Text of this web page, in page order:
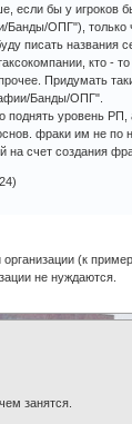
если бы у игроков
Банды/ОПГ"), только
писать названия
кто -
Придумать
Банды/ОПГ".
поднять уровень
фраки им не
счет создания
(к
не нуждаются.
занятся.